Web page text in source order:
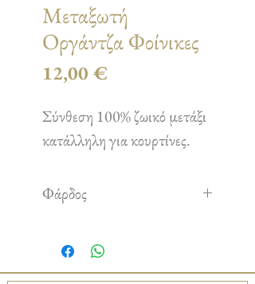
Μεταξωτή
Οργάντζα Φοίνικες
12,00 €
Σύνθεση 100% ζωικό μετάξι
κατάλληλη για κουρτίνες.
Φάρδος